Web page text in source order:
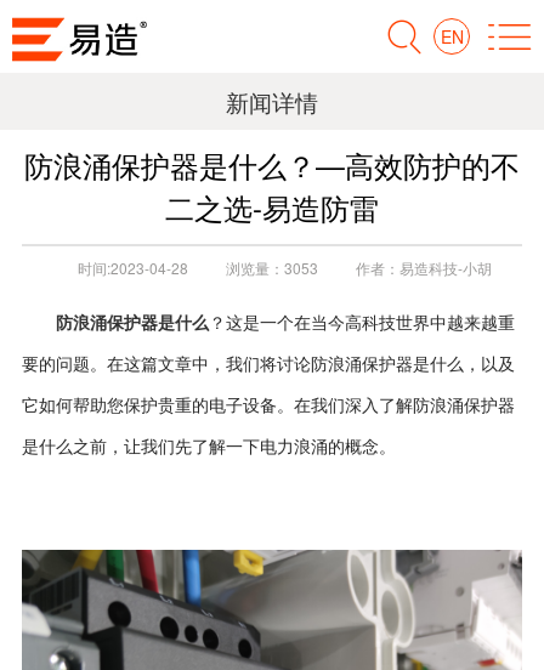
EN
新闻详情
防浪涌保护器是什么？—高效防护的不
二之选-易造防雷
时间:2023-04-28 浏览量： 3053 作者： 易造科技-小胡
防浪涌保护器是什么 ？这是一个在当今高科技世界中越来越重
要的问题。在这篇文章中，我们将讨论防浪涌保护器是什么，以及
它如何帮助您保护贵重的电子设备。在我们深入了解防浪涌保护器
是什么之前，让我们先了解一下电力浪涌的概念。